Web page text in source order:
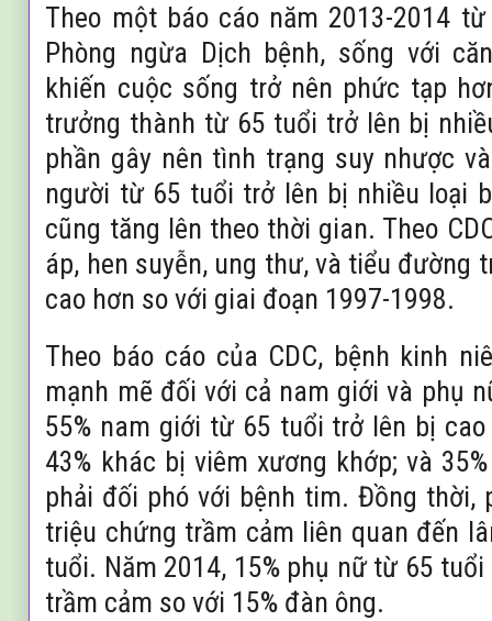
Theo một báo cáo năm 2013-2014
Phòng ngừa Dịch bệnh, sống với
khiến cuộc sống trở nên phức tạp
trưởng thành từ 65 tuổi trở lên bị
phần gây nên tình trạng suy nhược
người từ 65 tuổi trở lên bị nhiều loại
cũng tăng lên theo thời gian. Theo
áp, hen suyễn, ung thư, và tiểu đường
cao hơn so với giai đoạn 1997-1998.
Theo báo cáo của CDC, bệnh kinh
mạnh mẽ đối với cả nam giới và phụ
55% nam giới từ 65 tuổi trở lên bị
43% khác bị viêm xương khớp; và
phải đối phó với bệnh tim. Đồng
triệu chứng trầm cảm liên quan đến
tuổi. Năm 2014, 15% phụ nữ từ 65
trầm cảm so với 15% đàn ông.